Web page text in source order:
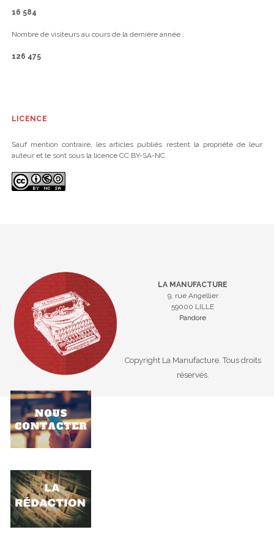
16 584
Nombre de visiteurs au cours de la dernière année :
126 475
LICENCE
Sauf mention contraire, les articles publiés restent la propriété de leur
auteur et le sont sous la licence CC BY-SA-NC.
LA MANUFACTURE
9, rue Angellier
59000 LILLE
Pandore
Copyright La Manufacture. Tous droits
réservés.